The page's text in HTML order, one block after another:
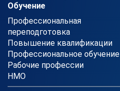
Обучение
Профессиональная
переподготовка
Повышение квалификации
Профессиональное обучение
Рабочие профессии
НМО